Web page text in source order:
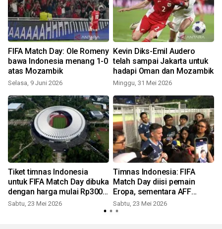
FIFA Match Day: Ole Romeny
bawa Indonesia menang 1-0
atas Mozambik
Selasa, 9 Juni 2026
Kevin Diks-Emil Audero
telah sampai Jakarta untuk
hadapi Oman dan Mozambik
Minggu, 31 Mei 2026
Tiket timnas Indonesia
untuk FIFA Match Day dibuka
dengan harga mulai Rp300
ribu
Sabtu, 23 Mei 2026
Timnas Indonesia: FIFA
Match Day diisi pemain
Eropa, sementara AFF
pemain lokal
Sabtu, 23 Mei 2026